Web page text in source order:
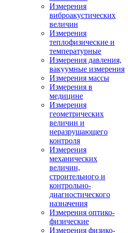
Измерения
виброакустических
величин
Измерения
теплофизические и
температурные
Измерения давления,
вакуумные измерения
Измерения массы
Измерения в
медицине
Измерения
геометрических
величин и
неразрушающего
контроля
Измерения
механических
величин,
строительного и
контрольно-
диагностического
назначения
Измерения оптико-
физические
Измерения физико-